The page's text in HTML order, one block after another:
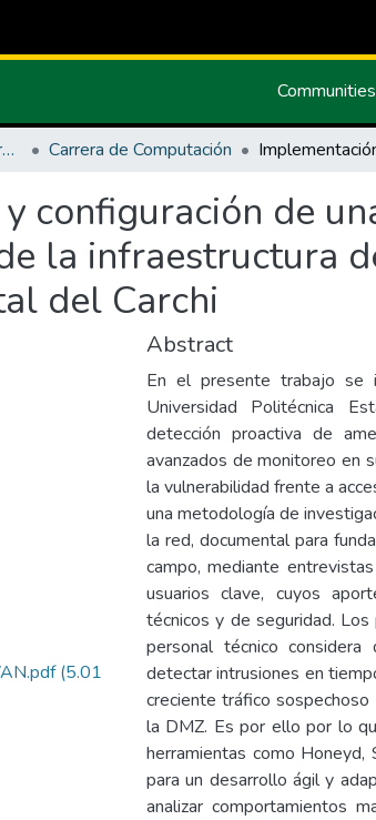
Facultad de Industrias Agropecuarias y Ciencias Ambientales Carrera de Computación
configuración de
la infraestructura
del Carchi
(5.01
Abstract
En el presente trabajo se
Universidad Politécnica
detección proactiva de
avanzados de monitoreo en
la vulnerabilidad frente a
una metodología de
la red, documental para
campo, mediante
usuarios clave, cuyos
técnicos y de seguridad.
personal técnico
detectar intrusiones en
creciente tráfico
la DMZ. Es por ello por lo
herramientas como Honeyd,
para un desarrollo ágil y
analizar comportamientos